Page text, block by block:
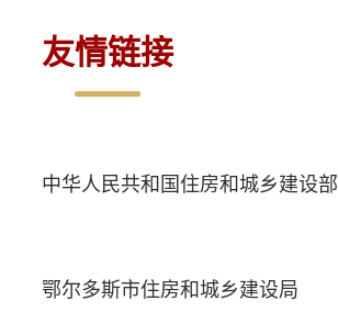
友情链接
中华人民共和国住房和城乡建设部
鄂尔多斯市住房和城乡建设局